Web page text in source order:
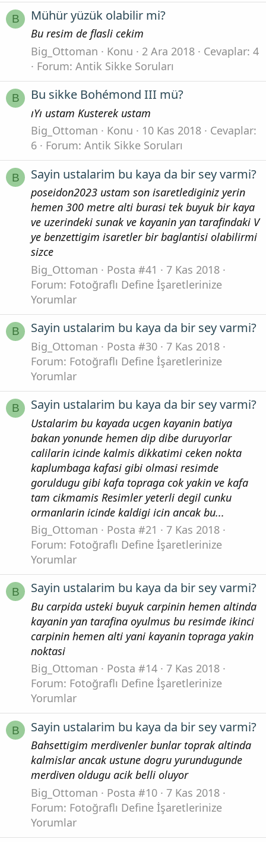
B Mühür yüzük olabilir mi?
Bu resim de flasli cekim
Big_Ottoman
Konu 2 Ara 2018
Cevaplar: 4
Forum: Antik Sikke Soruları
B Bu sikke Bohémond III mü?
ıYı ustam Kusterek ustam
Big_Ottoman
Konu 10 Kas 2018
Cevaplar:
6
Forum: Antik Sikke Soruları
B Sayin ustalarim bu kaya da bir sey varmi?
poseidon2023 ustam son isaretlediginiz yerin
hemen 300 metre alti burasi tek buyuk bir kaya
ve uzerindeki sunak ve kayanin yan tarafindaki V
ye benzettigim isaretler bir baglantisi olabilirmi
sizce
Big_Ottoman
Posta #41
7 Kas 2018
Forum: Fotoğraflı Define İşaretlerinize
Yorumlar
B Sayin ustalarim bu kaya da bir sey varmi?
Big_Ottoman Posta #30
7 Kas 2018
Forum: Fotoğraflı Define İşaretlerinize
Yorumlar
B Sayin ustalarim bu kaya da bir sey varmi?
Ustalarim bu kayada ucgen kayanin batiya
bakan yonunde hemen dip dibe duruyorlar
calilarin icinde kalmis dikkatimi ceken nokta
kaplumbaga kafasi gibi olmasi resimde
goruldugu gibi kafa topraga cok yakin ve kafa
tam cikmamis Resimler yeterli degil cunku
ormanlarin icinde kaldigi icin ancak bu...
Big_Ottoman
Posta #21
7 Kas 2018
Forum: Fotoğraflı Define İşaretlerinize
Yorumlar
B Sayin ustalarim bu kaya da bir sey varmi?
Bu carpida usteki buyuk carpinin hemen altinda
kayanin yan tarafina oyulmus bu resimde ikinci
carpinin hemen alti yani kayanin topraga yakin
noktasi
Big_Ottoman
Posta #14
7 Kas 2018
Forum: Fotoğraflı Define İşaretlerinize
Yorumlar
B Sayin ustalarim bu kaya da bir sey varmi?
Bahsettigim merdivenler bunlar toprak altinda
kalmislar ancak ustune dogru yurundugunde
merdiven oldugu acik belli oluyor
Big_Ottoman
Posta #10
7 Kas 2018
Forum: Fotoğraflı Define İşaretlerinize
Yorumlar